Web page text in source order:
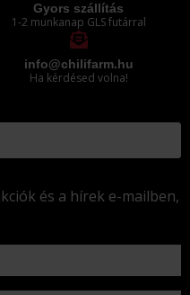
Gyors szállítás
1-2 munkanap GLS futárral
info@chilifarm.hu
Ha kérdésed volna!
és a hírek e-mailben,